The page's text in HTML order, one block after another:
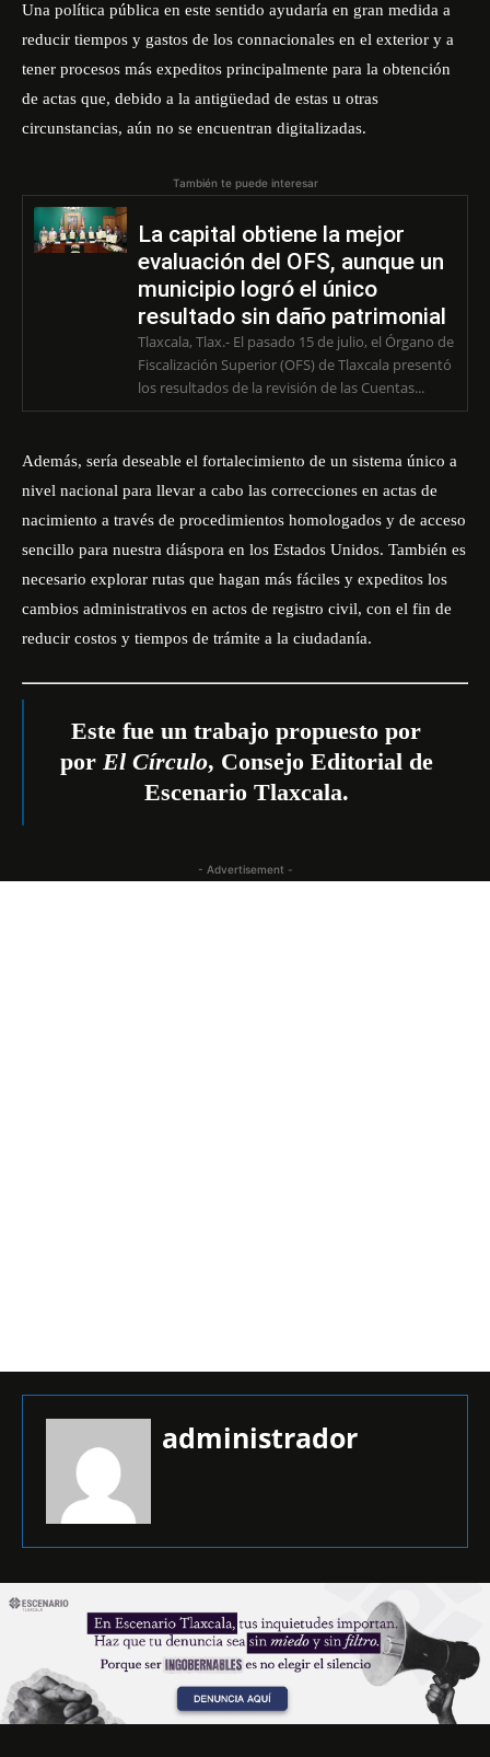
Una política pública en este sentido ayudaría en gran medida a
reducir tiempos y gastos de los connacionales en el exterior y a
tener procesos más expeditos principalmente para la obtención
de actas que, debido a la antigüedad de estas u otras
circunstancias, aún no se encuentran digitalizadas.
También te puede interesar
La capital obtiene la mejor
evaluación del OFS, aunque un
municipio logró el único
resultado sin daño patrimonial
Tlaxcala, Tlax.- El pasado 15 de julio, el Órgano de
Fiscalización Superior (OFS) de Tlaxcala presentó
los resultados de la revisión de las Cuentas...
Además, sería deseable el fortalecimiento de un sistema único a
nivel nacional para llevar a cabo las correcciones en actas de
nacimiento a través de procedimientos homologados y de acceso
sencillo para nuestra diáspora en los Estados Unidos. También es
necesario explorar rutas que hagan más fáciles y expeditos los
cambios administrativos en actos de registro civil, con el fin de
reducir costos y tiempos de trámite a la ciudadanía.
Este fue un trabajo propuesto por
por El Círculo, Consejo Editorial de
Escenario Tlaxcala.
- Advertisement -
administrador